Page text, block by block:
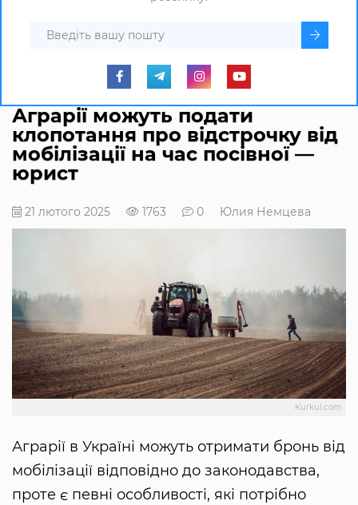
Аграрії можуть подати
клопотання про відстрочку від
мобілізації на час посівної —
юрист
21 лютого 2025 1763 0 Юлия Немцева
Kurkul.com
Аграрії в Україні можуть отримати бронь від
мобілізації відповідно до законодавства,
проте є певні особливості, які потрібно